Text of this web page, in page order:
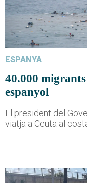
ESPANYA
40.000
espanyol
El president del
viatja a Ceuta al